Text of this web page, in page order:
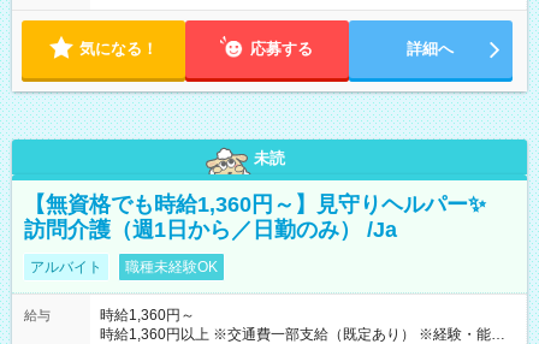
気になる！ 応募する 詳細へ
未読
【無資格でも時給1,360円～】見守りヘルパー✨
訪問介護（週1日から／日勤のみ） /Ja
アルバイト 職種未経験OK
給与
時給1,360円～
時給1,360円以上 ※交通費一部支給（既定あり） ※経験・能力を